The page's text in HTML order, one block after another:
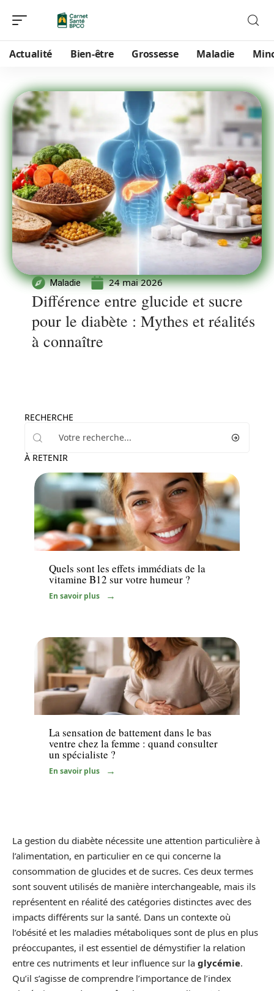
Actualité Bien-être Grossesse Maladie
Maladie 24 mai 2026
Différence entre glucide et sucre
pour le diabète : Mythes et réalités
à connaître
RECHERCHE
À RETENIR
Santé
Quels sont les effets immédiats de la
vitamine B12 sur votre humeur ?
En savoir plus
La sensation de battement dans le bas
ventre chez la femme : quand consulter
un spécialiste ?
En savoir plus
La gestion du diabète nécessite une attention particulière à
l’alimentation, en particulier en ce qui concerne la
consommation de glucides et de sucres. Ces deux termes
sont souvent utilisés de manière interchangeable, mais ils
représentent en réalité des catégories distinctes avec des
impacts différents sur la santé. Dans un contexte où
l’obésité et les maladies métaboliques sont de plus en plus
préoccupantes, il est essentiel de démystifier la relation
entre ces nutriments et leur influence sur la glycémie.
Qu’il s’agisse de comprendre l’importance de l’index